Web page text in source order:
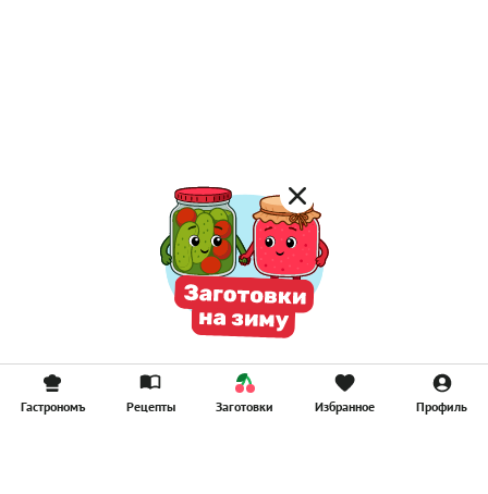
Гастрономъ Рецепты Заготовки Избранное Профиль